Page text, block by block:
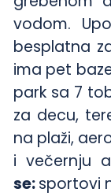
vodom.
besplatna
ima pet
park sa 7
za decu,
na plaži,
i večernju
se:sportovi